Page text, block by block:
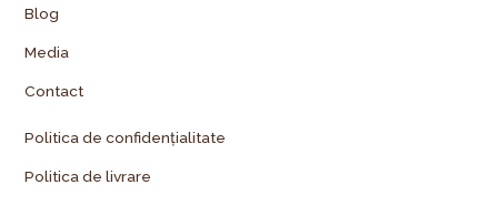
Blog
Media
Contact
Politica de confidențialitate
Politica de livrare